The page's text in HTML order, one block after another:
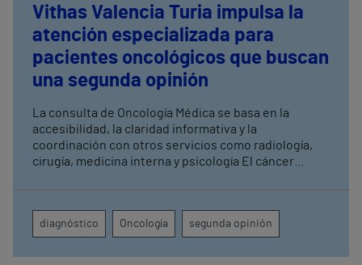
Vithas Valencia Turia impulsa la
atención especializada para
pacientes oncológicos que buscan
una segunda opinión
La consulta de Oncología Médica se basa en la
accesibilidad, la claridad informativa y la
coordinación con otros servicios como radiología,
cirugía, medicina interna y psicología El cáncer
SEOM estima que en 2026 se diagnosticarán más de
300.000 nuevos casos
diagnóstico Oncología segunda opinión